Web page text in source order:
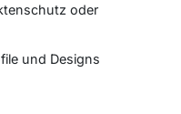
oder
und Designs